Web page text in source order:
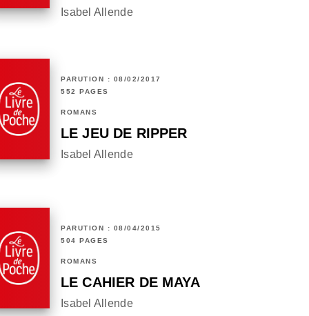
Isabel Allende
PARUTION : 08/02/2017
552 PAGES
ROMANS
LE JEU DE RIPPER
Isabel Allende
PARUTION : 08/04/2015
504 PAGES
ROMANS
LE CAHIER DE MAYA
Isabel Allende